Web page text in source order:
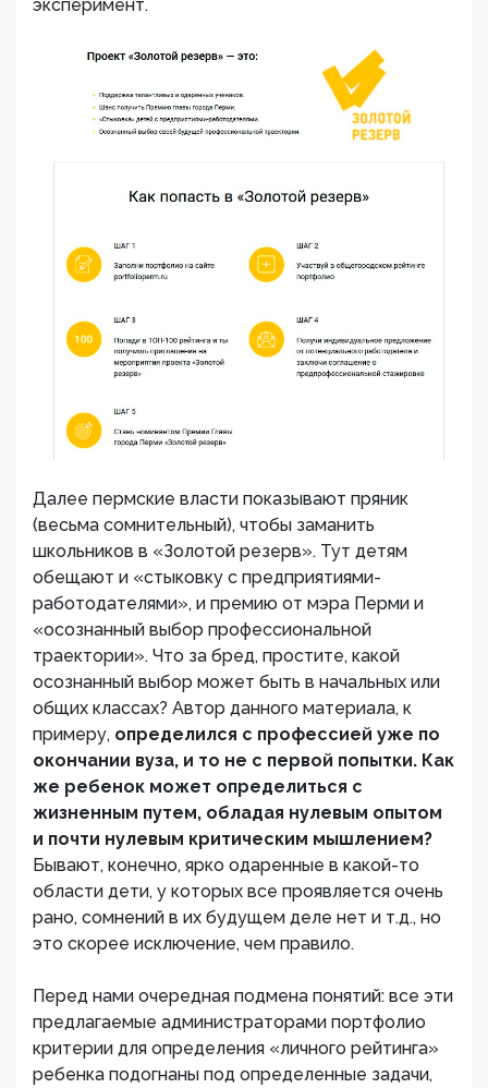
эксперимент.
Далее пермские власти показывают пряник
(весьма сомнительный), чтобы заманить
школьников в «Золотой резерв». Тут детям
обещают и «стыковку с предприятиями-
работодателями», и премию от мэра Перми и
«осознанный выбор профессиональной
траектории». Что за бред, простите, какой
осознанный выбор может быть в начальных или
общих классах? Автор данного материала, к
примеру, определился с профессией уже по
окончании вуза, и то не с первой попытки. Как
же ребенок может определиться с
жизненным путем, обладая нулевым опытом
и почти нулевым критическим мышлением?
Бывают, конечно, ярко одаренные в какой-то
области дети, у которых все проявляется очень
рано, сомнений в их будущем деле нет и т.д., но
это скорее исключение, чем правило.
Перед нами очередная подмена понятий: все эти
предлагаемые администраторами портфолио
критерии для определения «личного рейтинга»
ребенка подогнаны под определенные задачи,